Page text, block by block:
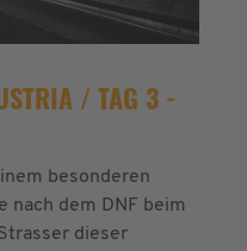
/ TAG 3 -
besonderen
nach dem DNF beim
dieser